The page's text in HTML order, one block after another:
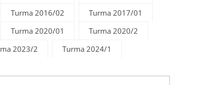
Turma 2016/02
Turma 2017/01
Turma 2020/01
Turma 2020/2
2023/2
Turma 2024/1